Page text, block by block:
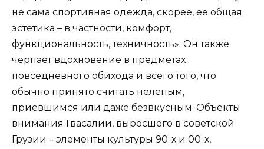
не сама спортивная одежда, скорее, ее общая
эстетика – в частности, комфорт,
функциональность, техничность». Он также
черпает вдохновение в предметах
повседневного обихода и всего того, что
обычно принято считать нелепым,
приевшимся или даже безвкусным. Объекты
внимания Гвасалии, выросшего в советской
Грузии – элементы культуры 90-х и 00-х,